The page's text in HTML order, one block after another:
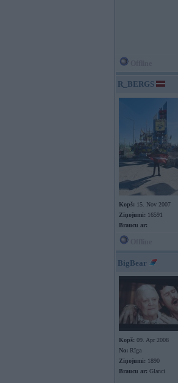
R_BERGS
Kopš: 15. Nov 2007
Ziņojumi: 16591
Braucu ar:
BigBear
Kopš: 09. Apr 2008
No: Rīga
Ziņojumi: 1890
Braucu ar: Glanci